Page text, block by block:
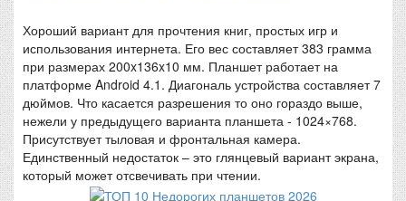
Хороший вариант для прочтения книг, простых игр и
использования интернета. Его вес составляет 383 грамма
при размерах 200x136x10 мм. Планшет работает на
платформе Android 4.1. Диагональ устройства составляет 7
дюймов. Что касается разрешения то оно гораздо выше,
нежели у предыдущего варианта планшета - 1024×768.
Присутствует тыловая и фронтальная камера.
Единственный недостаток – это глянцевый вариант экрана,
который может отсвечивать при чтении.